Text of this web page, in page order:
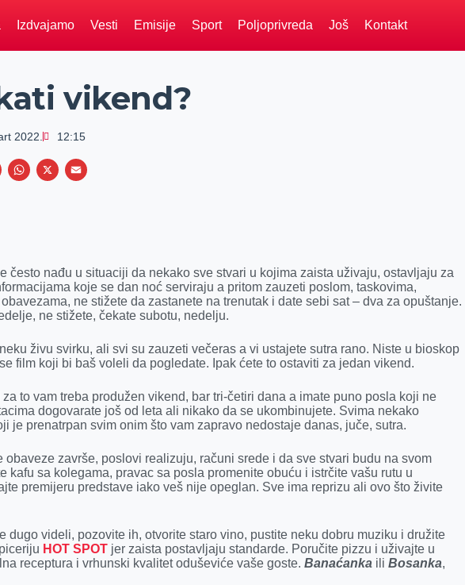
Izdvajamo Vesti Emisije Sport Poljoprivreda Još Kontakt
vikend?
2022. 12:15
V
W
A
p
p
X
često nađu u situaciji da nekako sve stvari u kojima zaista uživaju, ostavljaju za
koje se dan noć serviraju a pritom zauzeti poslom, taskovima,
ne stižete da zastanete na trenutak i date sebi sat – dva za opuštanje.
ne stižete, čekate subotu, nedelju.
živu svirku, ali svi su zauzeti večeras a vi ustajete sutra rano. Niste u bioskop
film koji bi baš voleli da pogledate. Ipak ćete to ostaviti za jedan vikend.
to vam treba produžen vikend, bar tri-četiri dana a imate puno posla koji ne
dogovarate još od leta ali nikako da se ukombinujete. Svima nekako
je prenatrpan svim onim što vam zapravo nedostaje danas, juče, sutra.
obaveze završe, poslovi realizuju, računi srede i da sve stvari budu na svom
kafu sa kolegama, pravac sa posla promenite obuću i istrčite vašu rutu u
premijeru predstave iako veš nije opeglan. Sve ima reprizu ali ovo što živite
dugo videli, pozovite ih, otvorite staro vino, pustite neku dobru muziku i družite
HOT SPOT jer zaista postavljaju standarde. Poručite pizzu i uživajte u
receptura i vrhunski kvalitet oduševiće vaše goste. Banaćanka iliBosanka,